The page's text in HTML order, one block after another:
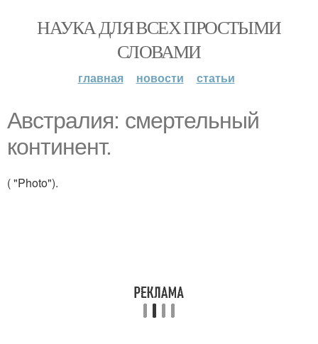
НАУКА ДЛЯ ВСЕХ ПРОСТЫМИ
СЛОВАМИ
главная новости статьи
Австралия: смертельный
континент.
( "Photo").